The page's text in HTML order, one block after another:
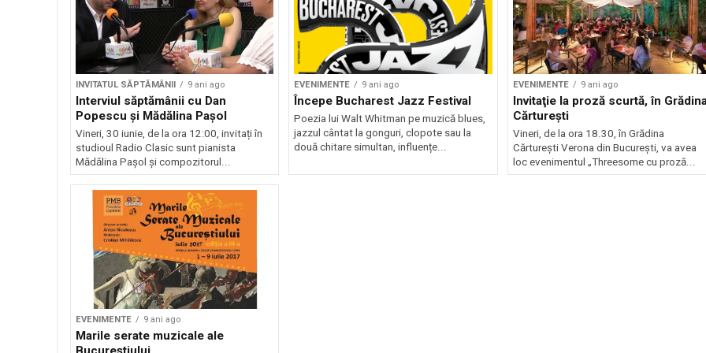
INVITATUL SĂPTĂMÂNII 9 ani ago
Interviul săptămânii cu Dan
Popescu și Mădălina Pașol
Vineri, 30 iunie, de la ora 12:00, invitați în
studioul Radio Clasic sunt pianista
Mădălina Pașol și compozitorul...
EVENIMENTE 9 ani ago
Începe Bucharest Jazz Festival
Poezia lui Walt Whitman pe muzică blues,
jazzul cântat la gonguri, clopote sau la
două chitare simultan, influențe...
EVENIMENTE 9 ani ago
Invitaţie la proză scurtă, în
Cărtureşti
Vineri, de la ora 18.30, în Grădina
Cărtureşti Verona din Bucureşti, va avea
loc evenimentul „Threesome cu proză...
EVENIMENTE 9 ani ago
Marile serate muzicale ale